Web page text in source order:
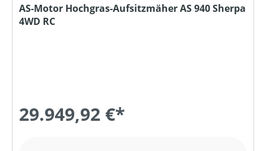
AS-Motor Hochgras-Aufsitzmäher AS 940 Sherpa
4WD RC
29.949,92 €*